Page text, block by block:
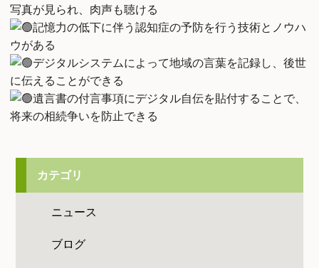
写真が見られ、肉声も聴ける
記憶力の低下に伴う認知症の予防を行う技術とノウハ
ウがある
デジタルシステムによって地域の言葉を記録し、後世
に伝えることができる
遺言書の付言事項にデジタル自伝を貼付することで、
将来の相続争いを防止できる
カテゴリ
ニュース
ブログ